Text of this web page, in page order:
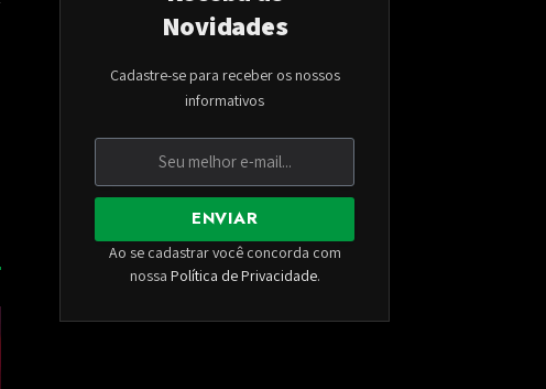
Novidades
Cadastre-se para receber os nossos
informativos
ENVIAR
Ao se cadastrar você concorda com
nossa Política de Privacidade.